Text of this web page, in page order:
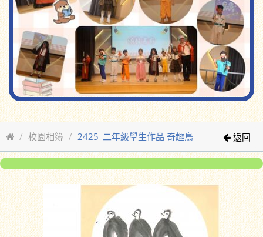
校園相簿 2425_二年級學生作品 奇趣鳥 返回